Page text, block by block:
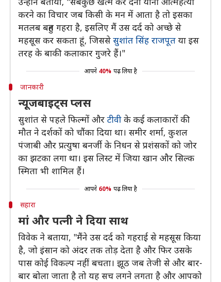
करने का विचार जब किसी के मन में आता है तो इसका
मतलब बहुत गहरा है, इसलिए मैं उस दर्द को अच्छे से
महसूस कर सकता हूं, जिससेसुशांत सिंह राजपूत या इस
तरह के बाकी कलाकार गुजरे हैं।"
आपने 40% पढ़ लिया है
जानकारी
न्यूजबाइट्स प्लस
सुशांत से पहले फिल्मों और टीवी के कई कलाकारों की
मौत ने दर्शकों को चौंका दिया था। समीर शर्मा, कुशल
पंजाबी और प्रत्युषा बनर्जी के निधन से प्रशंसकों को जोर
का झटका लगा था। इस लिस्ट में जिया खान और सिल्क
स्मिता भी शामिल हैं।
आपने 60% पढ़ लिया है
सहारा
मां और पत्नी ने दिया साथ
विवेक ने बताया, "मैंने उस दर्द को गहराई से महसूस किया
है, जो इंसान को अंदर तक तोड़ देता है और फिर उसके
पास कोई विकल्प नहीं बचता। झूठ जब तेजी से और बार-
बार बोला जाता है तो यह सच लगने लगता है और आपको